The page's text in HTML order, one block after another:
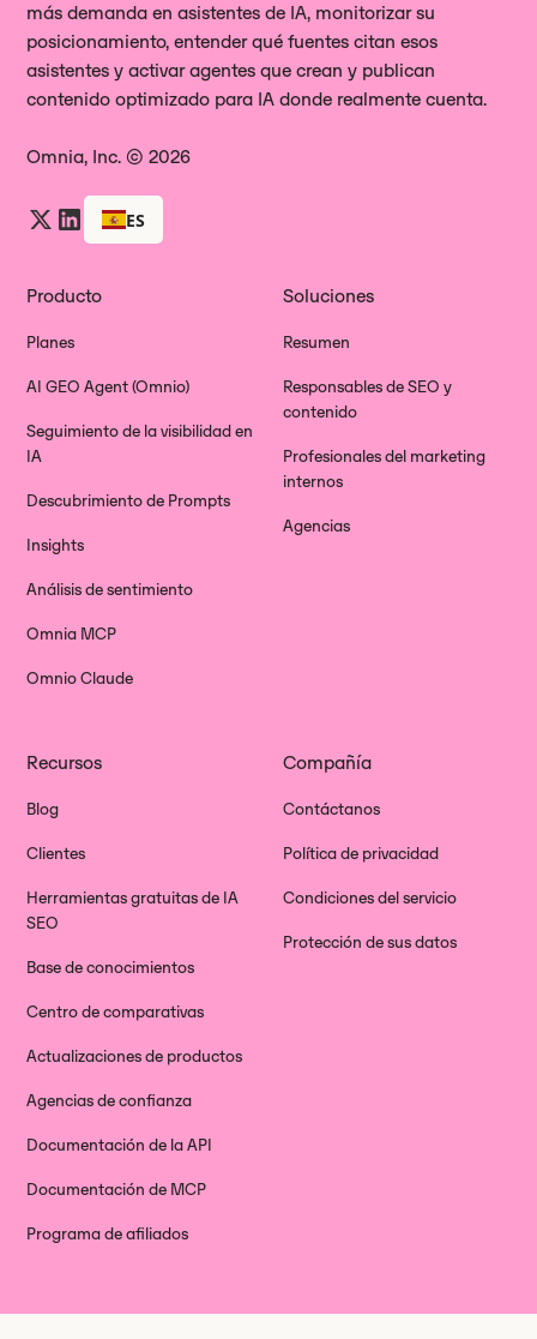
más demanda en asistentes de IA, monitorizar su
posicionamiento, entender qué fuentes citan esos
asistentes y activar agentes que crean y publican
contenido optimizado para IA donde realmente cuenta.
Omnia, Inc. © 2026
ES
Producto
Planes
AI GEO Agent (Omnio)
Seguimiento de la visibilidad en
IA
Descubrimiento de Prompts
Insights
Análisis de sentimiento
Omnia MCP
Omnio Claude
Soluciones
Resumen
Responsables de SEO y
contenido
Profesionales del marketing
internos
Agencias
Recursos
Blog
Clientes
Herramientas gratuitas de IA
SEO
Base de conocimientos
Centro de comparativas
Actualizaciones de productos
Agencias de confianza
Documentación de la API
Documentación de MCP
Programa de afiliados
Compañía
Contáctanos
Política de privacidad
Condiciones del servicio
Protección de sus datos